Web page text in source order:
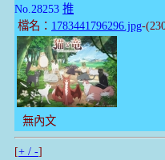
No.28253 推
檔名： 1783441796296.jpg-
無內文
[+ / -]